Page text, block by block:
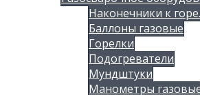
Наконечники к
Баллоны газовые
Горелки
Подогреватели
Мундштуки
Манометры